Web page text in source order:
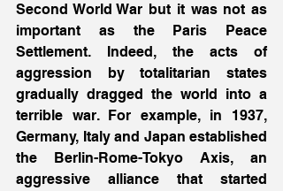
Second World War but it was not as
important as the Paris Peace
Settlement. Indeed, the acts of
aggression by totalitarian states
gradually dragged the world into a
terrible war. For example, in 1937,
Germany, Italy and Japan established
the Berlin-Rome-Tokyo Axis, an
aggressive alliance that started